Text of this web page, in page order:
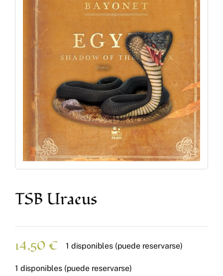
Accesorios y Hobby
Juegos de Mesa
Cartas Coleccionables
Juegos de Rol
TSB Uraeus
14,50 € 1 disponibles (puede reservarse)
1 disponibles (puede reservarse)